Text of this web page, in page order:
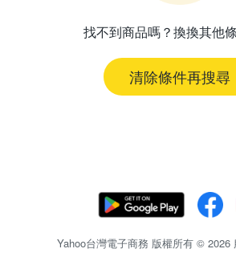
找不到商品嗎？換換其他
清除條件再搜尋
Yahoo台灣電子商務 版權所有 © 2026